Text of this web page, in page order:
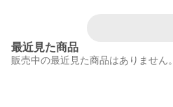
最近見た商品
販売中の最近見た商品はありません。